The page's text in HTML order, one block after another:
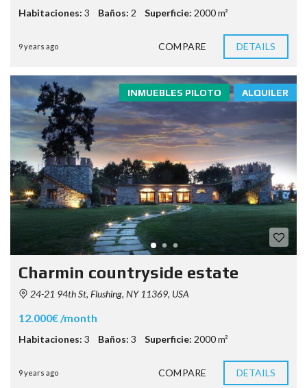
Habitaciones: 3 Baños: 2 Superficie: 2000 m²
9 years ago COMPARE DETAILS
ALQUILER
INMUEBLES PILOTO
Charmin countryside estate
24-21 94th St, Flushing, NY 11369, USA
12.000€ /month
Habitaciones: 3 Baños: 3 Superficie: 2000 m²
9 years ago COMPARE DETAILS